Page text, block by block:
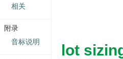
lot
相关
附录
音标说明